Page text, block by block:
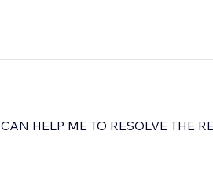
HELP ME TO RESOLVE THE